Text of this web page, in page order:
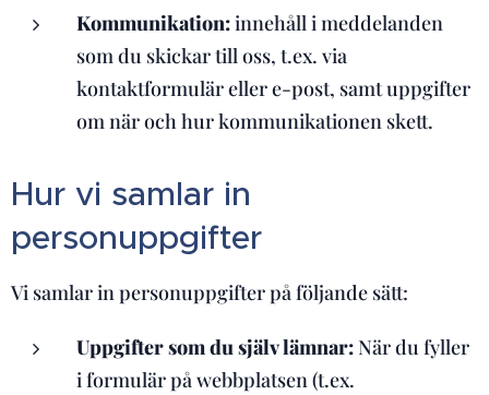
Kommunikation:innehåll i meddelanden
som du skickar till oss, t.ex. via
kontaktformulär eller e-post, samt uppgifter
om när och hur kommunikationen skett.
Hur vi samlar in
personuppgifter
Vi samlar in personuppgifter på följande sätt:
Uppgifter som du själv lämnar:När du fyller
i formulär på webbplatsen (t.ex.